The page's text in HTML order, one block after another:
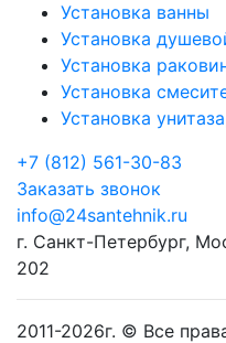
Установка ванны
Установка
Установка
Установка
Установка
+7 (812) 561-30-83
Заказать звонок
info@24santehnik.ru
г. Санкт-Петербург,
202
2011-2026г. © Все